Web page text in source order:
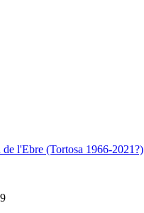
l'Ebre (Tortosa 1966-2021?)